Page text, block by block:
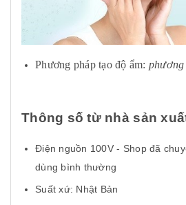
Phương pháp tạo độ ẩm:
Thông số từ nhà sản
Điện nguồn 100V - Shop đã
dùng bình thường
Suất xứ: Nhật Bản